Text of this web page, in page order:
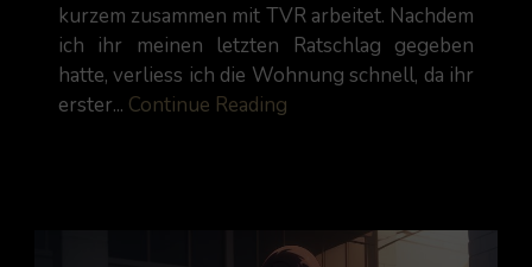
kurzem zusammen mit TVR arbeitet. Nachdem
ich ihr meinen letzten Ratschlag gegeben
hatte, verliess ich die Wohnung schnell, da ihr
erster... Continue Reading